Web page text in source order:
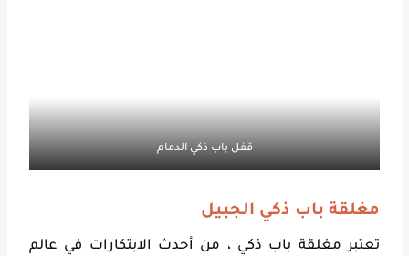
قفل باب ذكي الدمام
مغلقة باب ذكي الجبيل
تعتبر مغلقة باب ذكي ، من أحدث الابتكارات في عالم